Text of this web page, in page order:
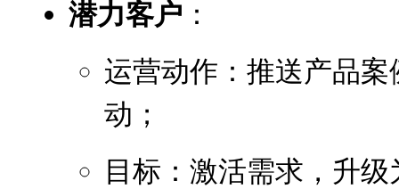
潜力客户 ：
运营动作：推送产品
动；
目标：激活需求，升